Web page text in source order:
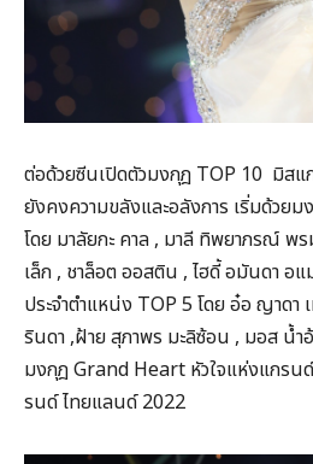
ต่อด้วยซีนเปิดตัวมงกุฎ TOP 10 มิส
ยังคงความขลังและอลังการ เริ่มด้วย
โดย มาลัยกะ คาล , มาลี ทิพยาภรณ์ พ
เล็ก , ชาล็อต ออสติน , ไฮดี้ อมันดา อ
ประจำตำแหน่ง TOP 5 โดย อ๋อ ญาด
รินดา ,ฝ้าย สุภาพร มะลิซ้อน , มอส น้
มงกุฎ Grand Heart หัวใจแห่งแกรนด์
รนด์ ไทยแลนด์ 2022